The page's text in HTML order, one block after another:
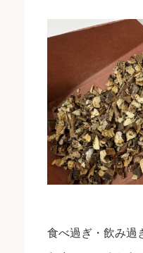
食べ過ぎ・飲み過